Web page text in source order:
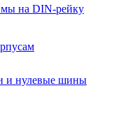
на DIN-рейку
и нулевые шины